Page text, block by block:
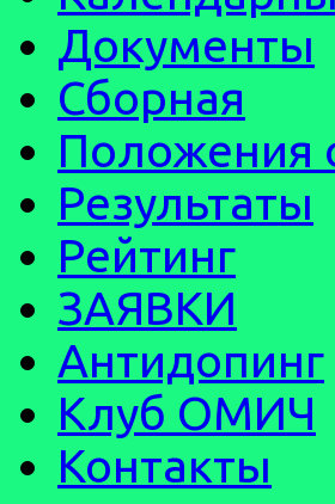
Документы
Сборная
Положения
Результаты
Рейтинг
ЗАЯВКИ
Антидопинг
Клуб ОМИЧ
Контакты